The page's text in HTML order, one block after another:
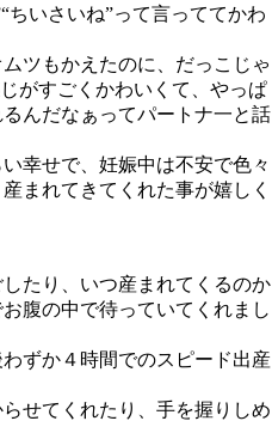
ちいさいね”って言っててかわ
ツもかえたのに、だっこじゃ
がすごくかわいくて、やっぱ
んだなぁってパートナ一と話
幸せで、妊娠中は不安で色々
まれてきてくれた事が嬉しく
たり、いつ産まれてくるのか
腹の中で待っていてくれまし
ずか４時間でのスピード出産
せてくれたり、手を握りしめ